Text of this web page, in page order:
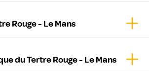
Rouge - Le Mans
du Tertre Rouge - Le Mans